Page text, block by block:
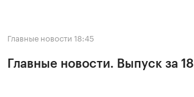
Главные новости 18:45
Главные новости. Выпуск за